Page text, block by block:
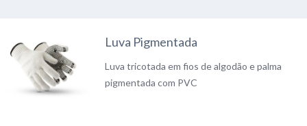
Luva Pigmentada
Luva tricotada em fios de algodão e palma
pigmentada com PVC